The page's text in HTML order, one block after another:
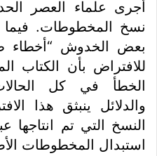
أجرى علماء العصر
نسخ المخطوطات. فيما
بعض الخدوش “أخطاء
للافتراض بأن
الخطأ في كل الحالات
والدلائل ينبثق هذا
النسخ التي تم
استبدال المخطوطات